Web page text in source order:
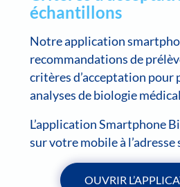
échantillons
Notre application
recommandations de
critères d’acceptation pour
analyses de biologie
L’application Smartphone
sur votre mobile à l’adresse
OUVRIR